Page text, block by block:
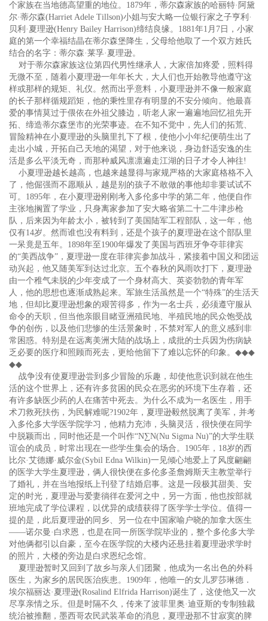
个家族在当地德高望重的地位。1879年，蒂尔森家族的哈丽特·阿黛
尔·蒂尔森(Harriet Adele Tillson)小姐与安大略一位银行家之子亨利·
贝利·夏理逊(Henry Bailey Harrison)缔结良缘。1881年1月7日，小家
庭的第一个幸福结晶在蒂尔森堡降生，父母给他取了一个双方姓氏
结合的名字：蒂尔森·莱孚·夏理逊。
对于蒂尔森家族这位第四代男性继承人，大家倍加疼爱，照料得
无微不至，随着小夏理逊一年年长大，大人们也开始教导他遵守这
样或那样的规矩、礼仪。然而出乎意料，小夏理逊并不像一般家庭
的长子那样循规蹈矩，他的秉性里存有明显的不安分倾向。他最喜
爱的事情莫过于偎依在外祖父膝边，听老人家一遍遍地回忆祖先开
拓、缔造蒂尔森堡市的光荣事迹。在不知不觉中，先人们的拓荒、
冒险精神在小夏理逊的头脑里扎下了根，使他小小年纪便萌生出了
走出小城，开拓自己天地的渴望，对于他来说，身边舒适安逸的生
活是多么平淡无奇，而那种威风凛凛遍走江湖的日子才令人神往!
小夏理逊越长越高，也越来越显得与家规严格的大家庭格格不入
了，他倔强而不愿顺从，越是别的孩子不敢做的事他却非要试试不
可。1895年，在小夏理逊刚刚考入多伦多中学的第二年，他便自作
主张地搁置了学业，只身离家参加了安大略省第二十二牛津步枪
队，后来因为年龄太小，被转到了美国陆军工程部队，这一年，他
仅有14岁。然而谁也没有料到，还是个孩子的夏理逊在这个部队里
一呆竟是五年。1898年至1900年爆发了美国与西班牙争夺菲律宾
的“美西战争”，夏理逊一度在菲律宾参加战斗，紧接着中国义和团运
动兴起，他又随美军到达过北京。五个春秋的风雨吹打下，夏理逊
由一个稚气未脱的少年变成了一个身材高大、英姿勃勃的青年军
人，他的思想也逐渐成熟起来。军旅生活虽然是一个“特殊”的生活天
地，但却比夏理逊想象的艰苦得多，作为一名士兵，必须遵守服从
命令的天职，但当他亲眼目睹亚洲殖民地、半殖民地的民众饱受战
争的创伤，以及他们悲惨的生活景象时，不禁对军人的意义感到非
常困惑。特别是在远离美洲大陆的战场上，成批的士兵因为伤病缺
乏必要的医疗和照顾而死去，更给他留下了难以忘怀的印象。 ◆◆◆
◆◆
战争没有使夏理逊尝到多少冒险的乐趣，却使他意识到就在他生
活的这个世界上，还有许多贫困的民众在恶劣的环境下生存着，还
有许多缺医少药的人在痛苦中死去。为什么不成为一名医生，用手
术刀救死扶伤，为民解难呢?1902年，夏理逊毅然脱离了美军，并考
入多伦多大学医学院学习，他精力充沛，头脑灵活，很快便在同学
中脱颖而出，同时他还是一个叫作“N∑N(Nu Sigma Nu)”的大学生联
谊会的成员，时常出现在一些学生集会的场合。1905年，18岁的西
比尔·艾德娜·威尔金(Sybil Edna Wilkin)一见倾心地爱上了风度翩翩
的医学大学生夏理逊，俩人很快便在多伦多圣詹姆斯天主教堂举行
了婚礼，并在当地报纸上刊登了结婚启事。这是一段极其甜美、安
定的时光，夏理逊与爱妻徜徉在爱河之中，另一方面，他也按部就
班地完成了学位课程，以优异的成绩获得了医学学士学位。值得一
提的是，此后夏理逊的同乡、另一位在中国家喻户晓的加拿大医生
——诺尔曼·白求恩，也是在同一所医学院毕业的，整个多伦多大学
对他俩都引以自豪，至今在医学院的大楼内还悬挂着夏理逊求学时
的照片，大楼的旁边是白求恩纪念馆。
夏理逊暂时又回到了故乡与亲人们团聚，他成为一名出色的外科
医生，为家乡的居民医治疾患。1909年，他唯一的女儿罗莎琳德．
埃尔福丽达·夏理逊(Rosalind Elfrida Harrison)诞生了，这使他又一次
尽享亲情之乐。但是时隔不久，传来了波菲里奥·迪亚斯的专制独裁
统治被推翻，墨西哥农民武装革命的消息，夏理逊那不甘寂寞的脾